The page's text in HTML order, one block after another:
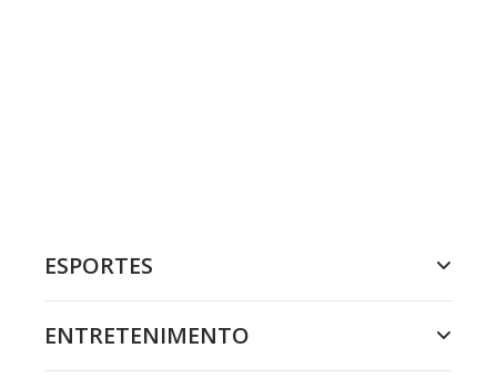
ESPORTES
ENTRETENIMENTO